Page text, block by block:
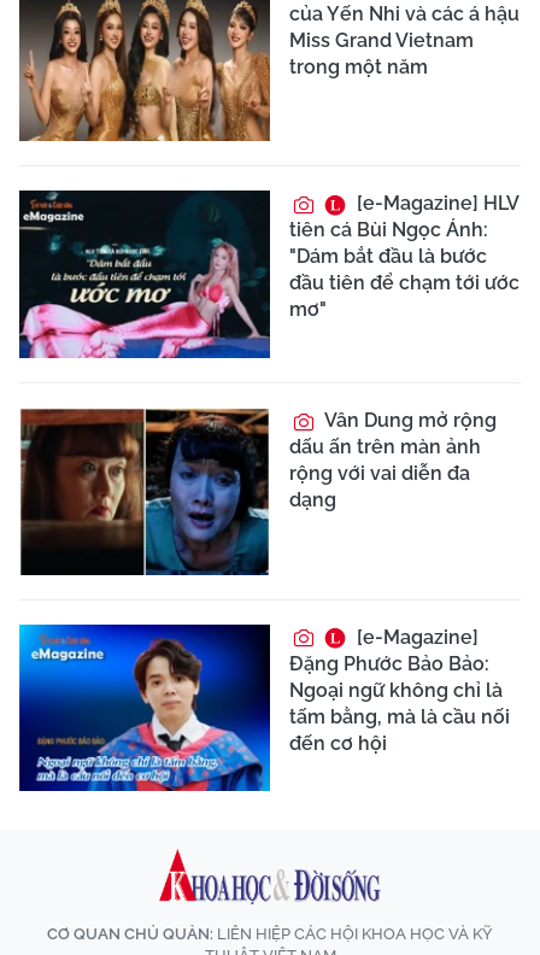
của Yến Nhi và các á hậu
Miss Grand Vietnam
trong một năm
[e-Magazine] HLV
tiên cá Bùi Ngọc Ánh:
"Dám bắt đầu là bước
đầu tiên để chạm tới ước
mơ"
Vân Dung mở rộng
dấu ấn trên màn ảnh
rộng với vai diễn đa
dạng
[e-Magazine]
Đặng Phước Bảo Bảo:
Ngoại ngữ không chỉ là
tấm bằng, mà là cầu nối
đến cơ hội
CƠ QUAN CHỦ QUẢN: LIÊN HIỆP CÁC HỘI KHOA HỌC VÀ KỸ